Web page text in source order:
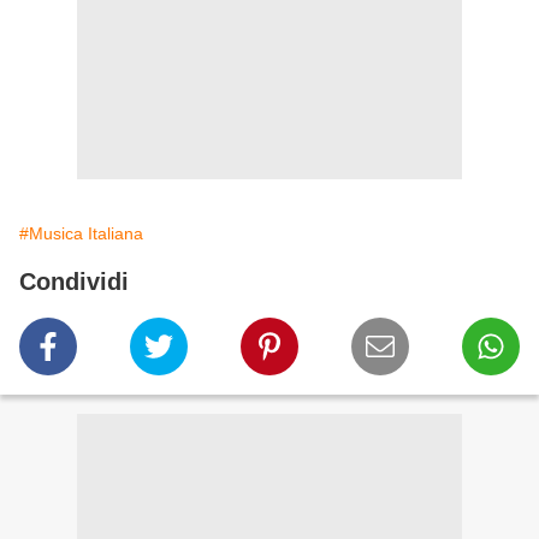
#Musica Italiana
Condividi